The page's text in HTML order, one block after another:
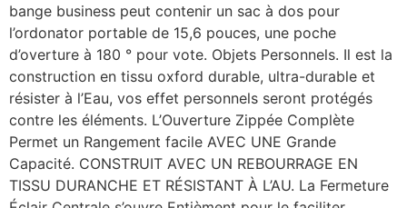
bange business peut contenir un sac à dos pour
l’ordonator portable de 15,6 pouces, une poche
d’overture à 180 ° pour vote. Objets Personnels. Il est la
construction en tissu oxford durable, ultra-durable et
résister à l’Eau, vos effet personnels seront protégés
contre les éléments. L’Ouverture Zippée Complète
Permet un Rangement facile AVEC UNE Grande
Capacité. CONSTRUIT AVEC UN REBOURRAGE EN
TISSU DURANCHE ET RÉSISTANT À L’AU. La Fermeture